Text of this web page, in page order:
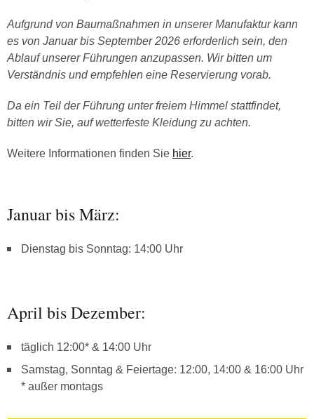
Aufgrund von Baumaßnahmen in unserer Manufaktur kann
es von Januar bis September 2026 erforderlich sein, den
Ablauf unserer Führungen anzupassen. Wir bitten um
Verständnis und empfehlen eine Reservierung vorab.
Da ein Teil der Führung unter freiem Himmel stattfindet,
bitten wir Sie, auf wetterfeste Kleidung zu achten.
Weitere Informationen finden Sie hier.
Januar bis März:
Dienstag bis Sonntag: 14:00 Uhr
April bis Dezember:
täglich 12:00* & 14:00 Uhr
Samstag, Sonntag & Feiertage: 12:00, 14:00 & 16:00 Uhr
* außer montags